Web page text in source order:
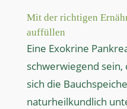
Mit der richtigen
auffüllen
Eine Exokrine
schwerwiegend sein,
sich die
naturheilkundlich